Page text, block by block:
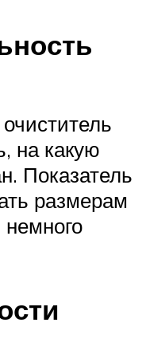
на какую
Показатель
размерам